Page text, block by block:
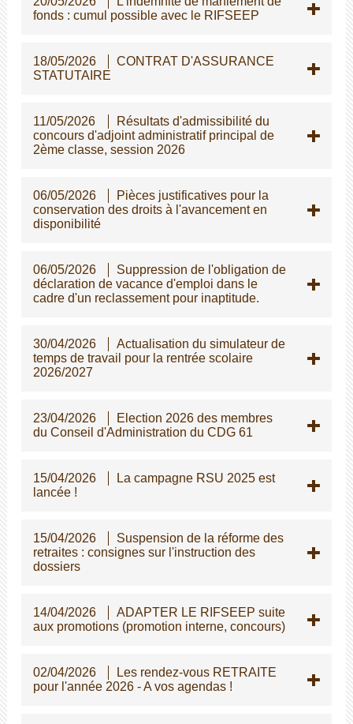
fonds : cumul possible avec le RIFSEEP
18/05/2026
CONTRAT D'ASSURANCE
STATUTAIRE
11/05/2026
Résultats d'admissibilité du
concours d'adjoint administratif principal de
2ème classe, session 2026
06/05/2026
Pièces justificatives pour la
conservation des droits à l'avancement en
disponibilité
06/05/2026
Suppression de l'obligation de
déclaration de vacance d'emploi dans le
cadre d'un reclassement pour inaptitude.
30/04/2026
Actualisation du simulateur de
temps de travail pour la rentrée scolaire
2026/2027
23/04/2026
Election 2026 des membres
du Conseil d'Administration du CDG 61
15/04/2026
La campagne RSU 2025 est
lancée !
15/04/2026
Suspension de la réforme des
retraites : consignes sur l'instruction des
dossiers
14/04/2026
ADAPTER LE RIFSEEP suite
aux promotions (promotion interne, concours)
02/04/2026
Les rendez-vous RETRAITE
pour l'année 2026 - A vos agendas !